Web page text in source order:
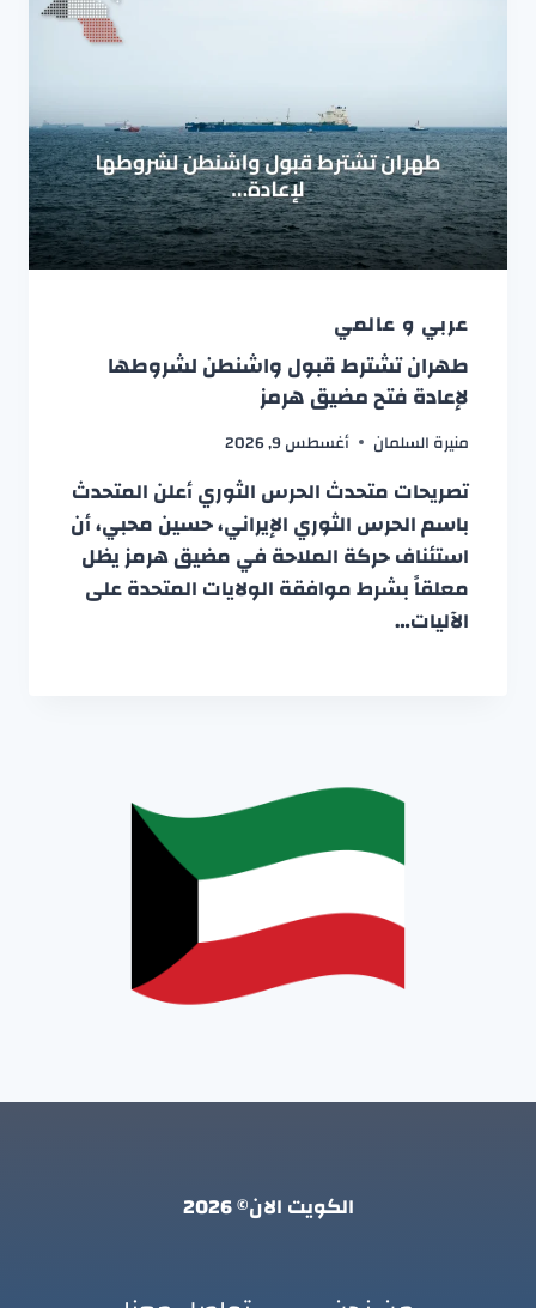
عربي و عالمي
طهران تشترط قبول واشنطن لشروطها
لإعادة فتح مضيق هرمز
منيرة السلمان أغسطس 9, 2026
تصريحات متحدث الحرس الثوري أعلن المتحدث
باسم الحرس الثوري الإيراني، حسين محبي، أن
استئناف حركة الملاحة في مضيق هرمز يظل
معلقاً بشرط موافقة الولايات المتحدة على
الآليات…
الكويت الان© 2026